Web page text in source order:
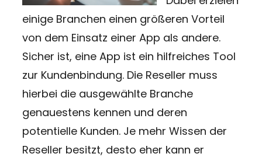
einige Branchen einen größeren Vorteil
von dem Einsatz einer App als andere.
Sicher ist, eine App ist ein hilfreiches Tool
zur Kundenbindung. Die Reseller muss
hierbei die ausgewählte Branche
genauestens kennen und deren
potentielle Kunden. Je mehr Wissen der
Reseller besitzt, desto eher kann er